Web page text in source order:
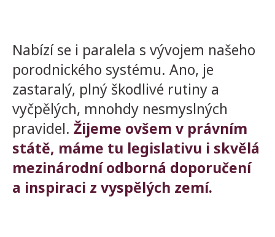
Nabízí se i paralela s vývojem našeho
porodnického systému. Ano, je
zastaralý, plný škodlivé rutiny a
vyčpělých, mnohdy nesmyslných
pravidel. Žijeme ovšem v právním
státě, máme tu legislativu i skvělá
mezinárodní odborná doporučení
a inspiraci z vyspělých zemí.